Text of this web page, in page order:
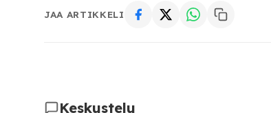
JAA ARTIKKELI
Keskustelu